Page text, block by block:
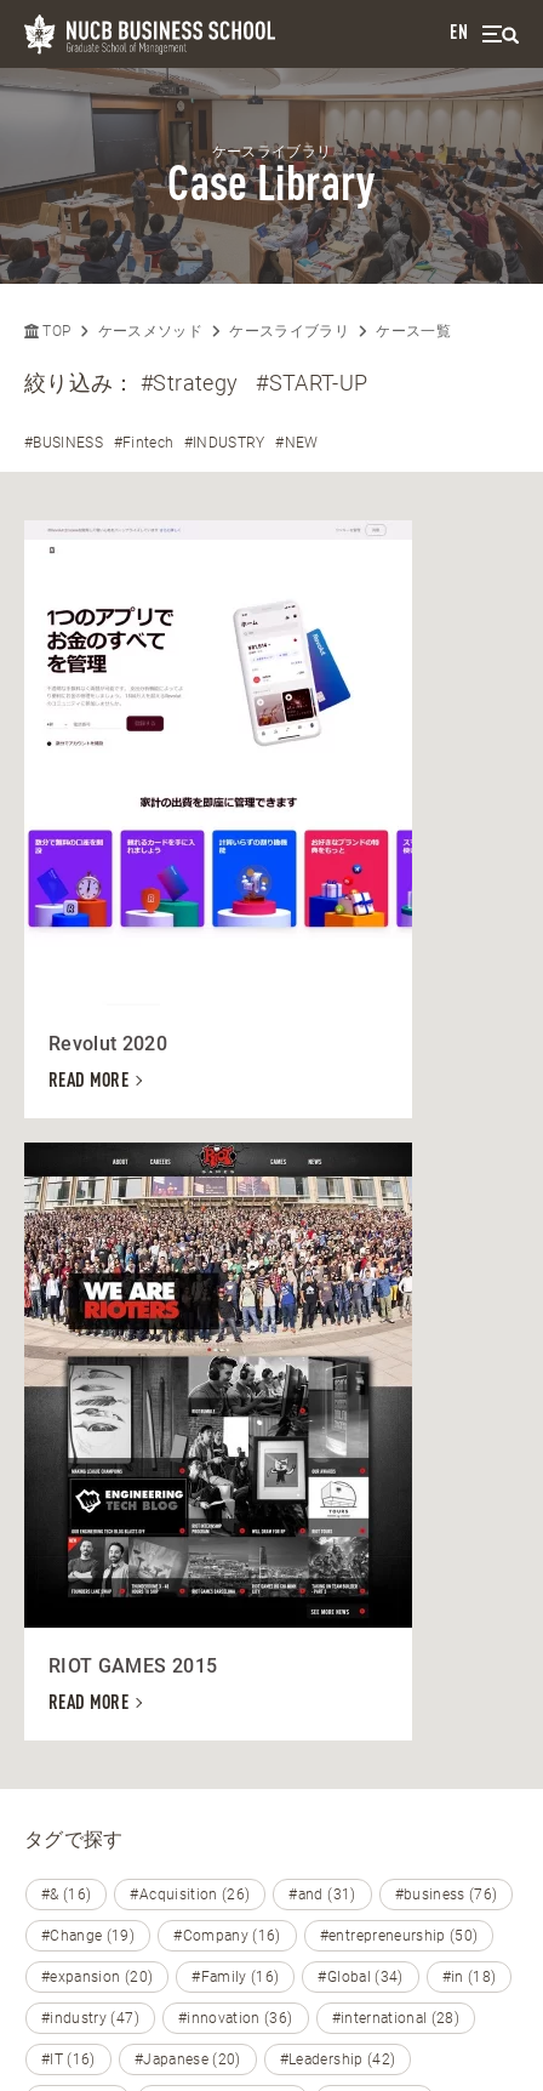
EN
ケースライブラリ
Case Library
TOP ケースメソッド ケースライブラリ ケース一覧
絞り込み：#Strategy #START-UP
#BUSINESS #Fintech #INDUSTRY #NEW
Revolut 2020
READ MORE
RIOT GAMES 2015
READ MORE
タグで探す
#& (16) #Acquisition (26) #and (31) #business (76)
#Change (19) #Company (16) #entrepreneurship (50)
#expansion (20) #Family (16) #Global (34) #in (18)
#industry (47) #innovation (36) #international (28)
#IT (16) #Japanese (20) #Leadership (42)